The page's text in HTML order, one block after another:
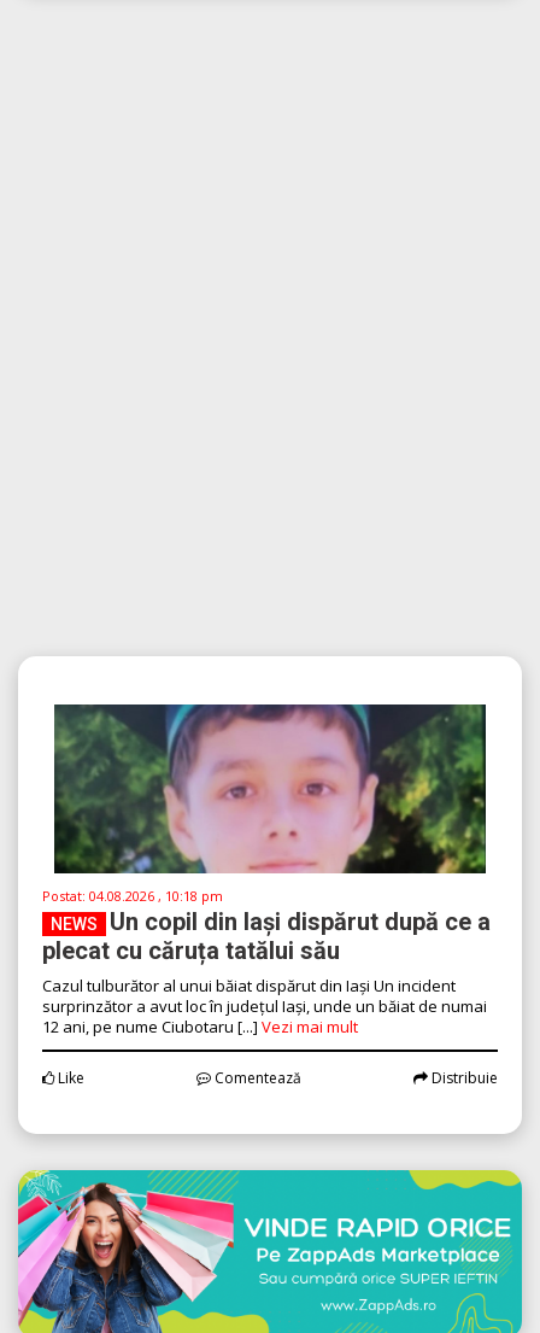
Postat: 04.08.2026 , 10:18 pm
NEWS
Un copil din Iași dispărut după ce a
plecat cu căruța tatălui său
Cazul tulburător al unui băiat dispărut din Iași Un incident
surprinzător a avut loc în județul Iași, unde un băiat de numai
12 ani, pe nume Ciubotaru [...] Vezi mai mult
Like Comentează Distribuie